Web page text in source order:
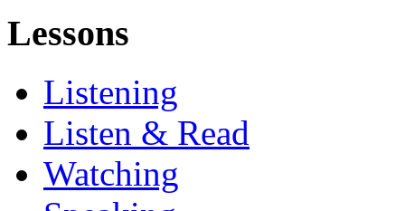
Lessons
Listening
Listen & Read
Watching